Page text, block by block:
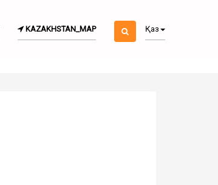
KAZAKHSTAN_MAP Қаз